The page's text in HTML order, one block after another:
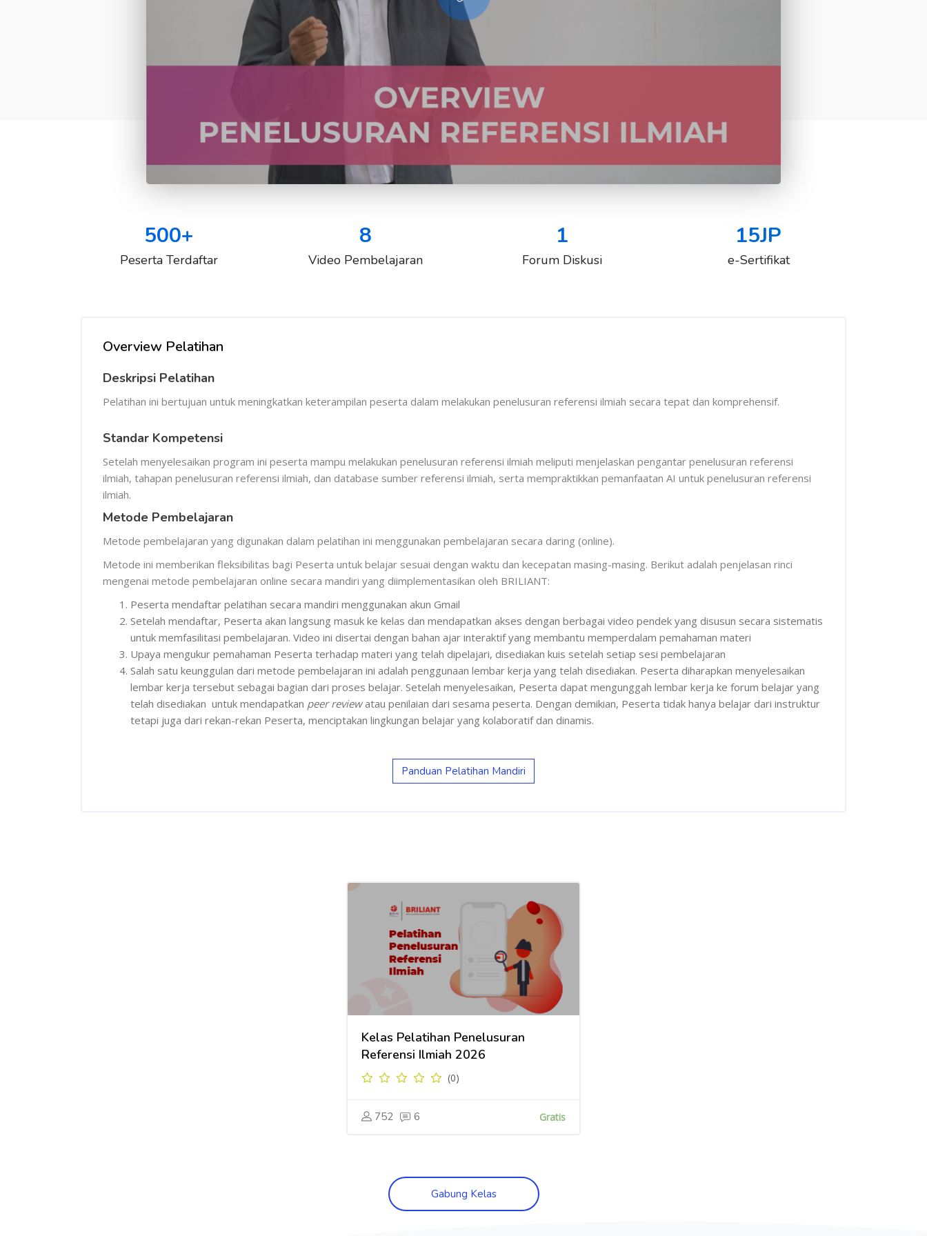
500+
Peserta Terdaftar
8
Video Pembelajaran
1
Forum Diskusi
15JP
e-Sertifikat
Overview Pelatihan
Deskripsi Pelatihan
Pelatihan ini bertujuan untuk meningkatkan keterampilan peserta dalam melakukan penelusuran referensi ilmiah secara tepat dan komprehensif.
Standar Kompetensi
Setelah menyelesaikan program ini peserta mampu melakukan penelusuran referensi ilmiah meliputi menjelaskan pengantar penelusuran referensi
ilmiah, tahapan penelusuran referensi ilmiah, dan database sumber referensi ilmiah, serta mempraktikkan pemanfaatan AI untuk penelusuran referensi
ilmiah.
Metode Pembelajaran
Metode pembelajaran yang digunakan dalam pelatihan ini menggunakan pembelajaran secara daring (online).
Metode ini memberikan fleksibilitas bagi Peserta untuk belajar sesuai dengan waktu dan kecepatan masing-masing. Berikut adalah penjelasan rinci
mengenai metode pembelajaran online secara mandiri yang diimplementasikan oleh BRILIANT:
Peserta mendaftar pelatihan secara mandiri menggunakan akun Gmail
Setelah mendaftar, Peserta akan langsung masuk ke kelas dan mendapatkan akses dengan berbagai video pendek yang disusun secara sistematis
untuk memfasilitasi pembelajaran. Video ini disertai dengan bahan ajar interaktif yang membantu memperdalam pemahaman materi
Upaya mengukur pemahaman Peserta terhadap materi yang telah dipelajari, disediakan kuis setelah setiap sesi pembelajaran
Salah satu keunggulan dari metode pembelajaran ini adalah penggunaan lembar kerja yang telah disediakan. Peserta diharapkan menyelesaikan
lembar kerja tersebut sebagai bagian dari proses belajar. Setelah menyelesaikan, Peserta dapat mengunggah lembar kerja ke forum belajar yang
telah disediakan untuk mendapatkan peer reviewatau penilaian dari sesama peserta. Dengan demikian, Peserta tidak hanya belajar dari instruktur
tetapi juga dari rekan-rekan Peserta, menciptakan lingkungan belajar yang kolaboratif dan dinamis.
Panduan Pelatihan Mandiri
Kelas Pelatihan Penelusuran
Referensi Ilmiah 2026
(0)
752 6 Gratis
Gabung Kelas